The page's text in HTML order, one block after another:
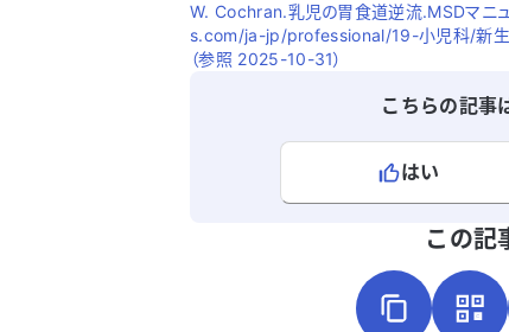
W. Cochran.乳児の胃食道逆流.MSDマニ
s.com/ja-jp/professional/19-小児科/新生
（参照 2025-10-31）
こちらの記事
はい
この記